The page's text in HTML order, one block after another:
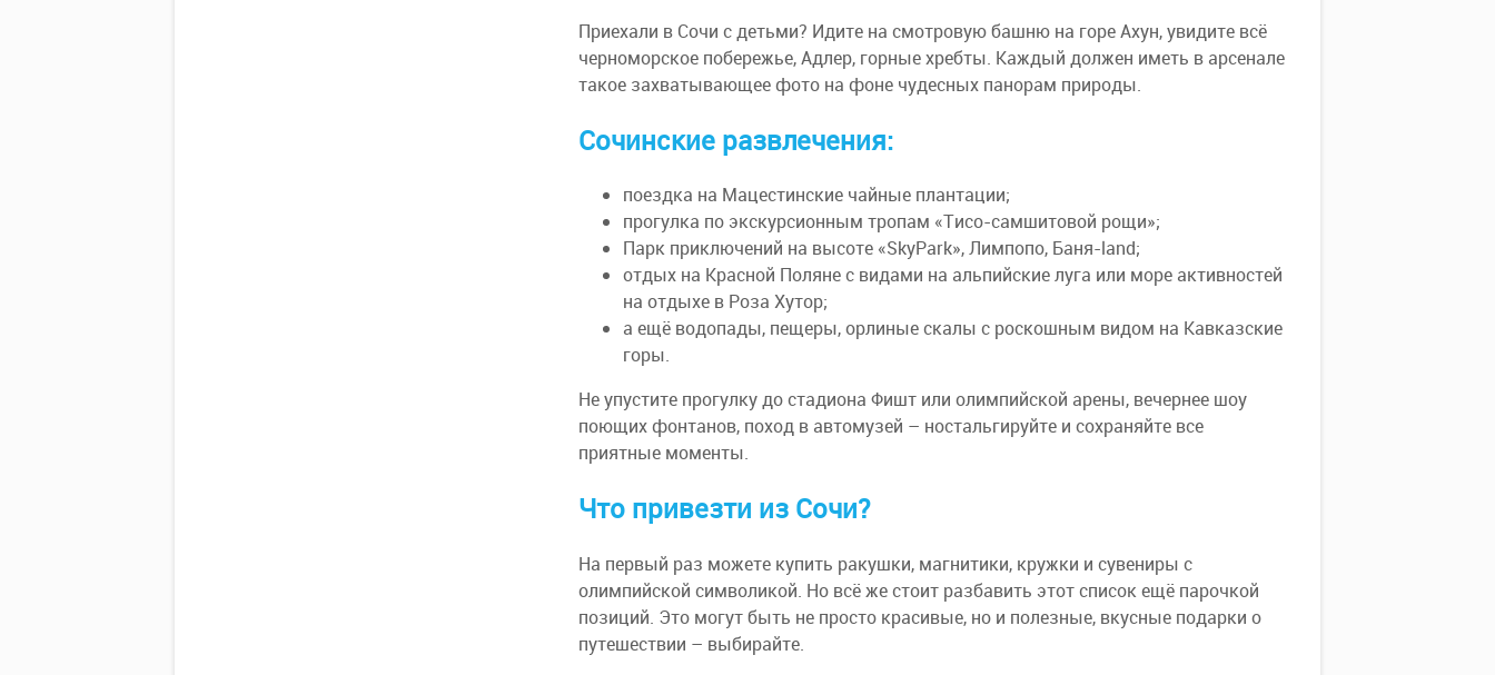
Приехали в Сочи с детьми? Идите на смотровую башню на горе Ахун, увидите всё
черноморское побережье, Адлер, горные хребты. Каждый должен иметь в арсенале
такое захватывающее фото на фоне чудесных панорам природы.
Сочинские развлечения:
поездка на Мацестинские чайные плантации;
прогулка по экскурсионным тропам «Тисо-самшитовой рощи»;
Парк приключений на высоте «SkyPark», Лимпопо, Баня-land;
отдых на Красной Поляне с видами на альпийские луга или море активностей
на отдыхе в Роза Хутор;
а ещё водопады, пещеры, орлиные скалы с роскошным видом на Кавказские
горы.
Не упустите прогулку до стадиона Фишт или олимпийской арены, вечернее шоу
поющих фонтанов, поход в автомузей – ностальгируйте и сохраняйте все
приятные моменты.
Что привезти из Сочи?
На первый раз можете купить ракушки, магнитики, кружки и сувениры с
олимпийской символикой. Но всё же стоит разбавить этот список ещё парочкой
позиций. Это могут быть не просто красивые, но и полезные, вкусные подарки о
путешествии – выбирайте.